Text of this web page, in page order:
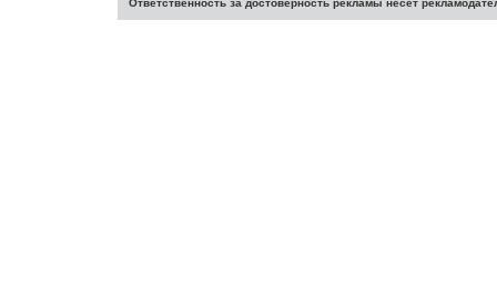
Ответственность за достоверность рекламы несет